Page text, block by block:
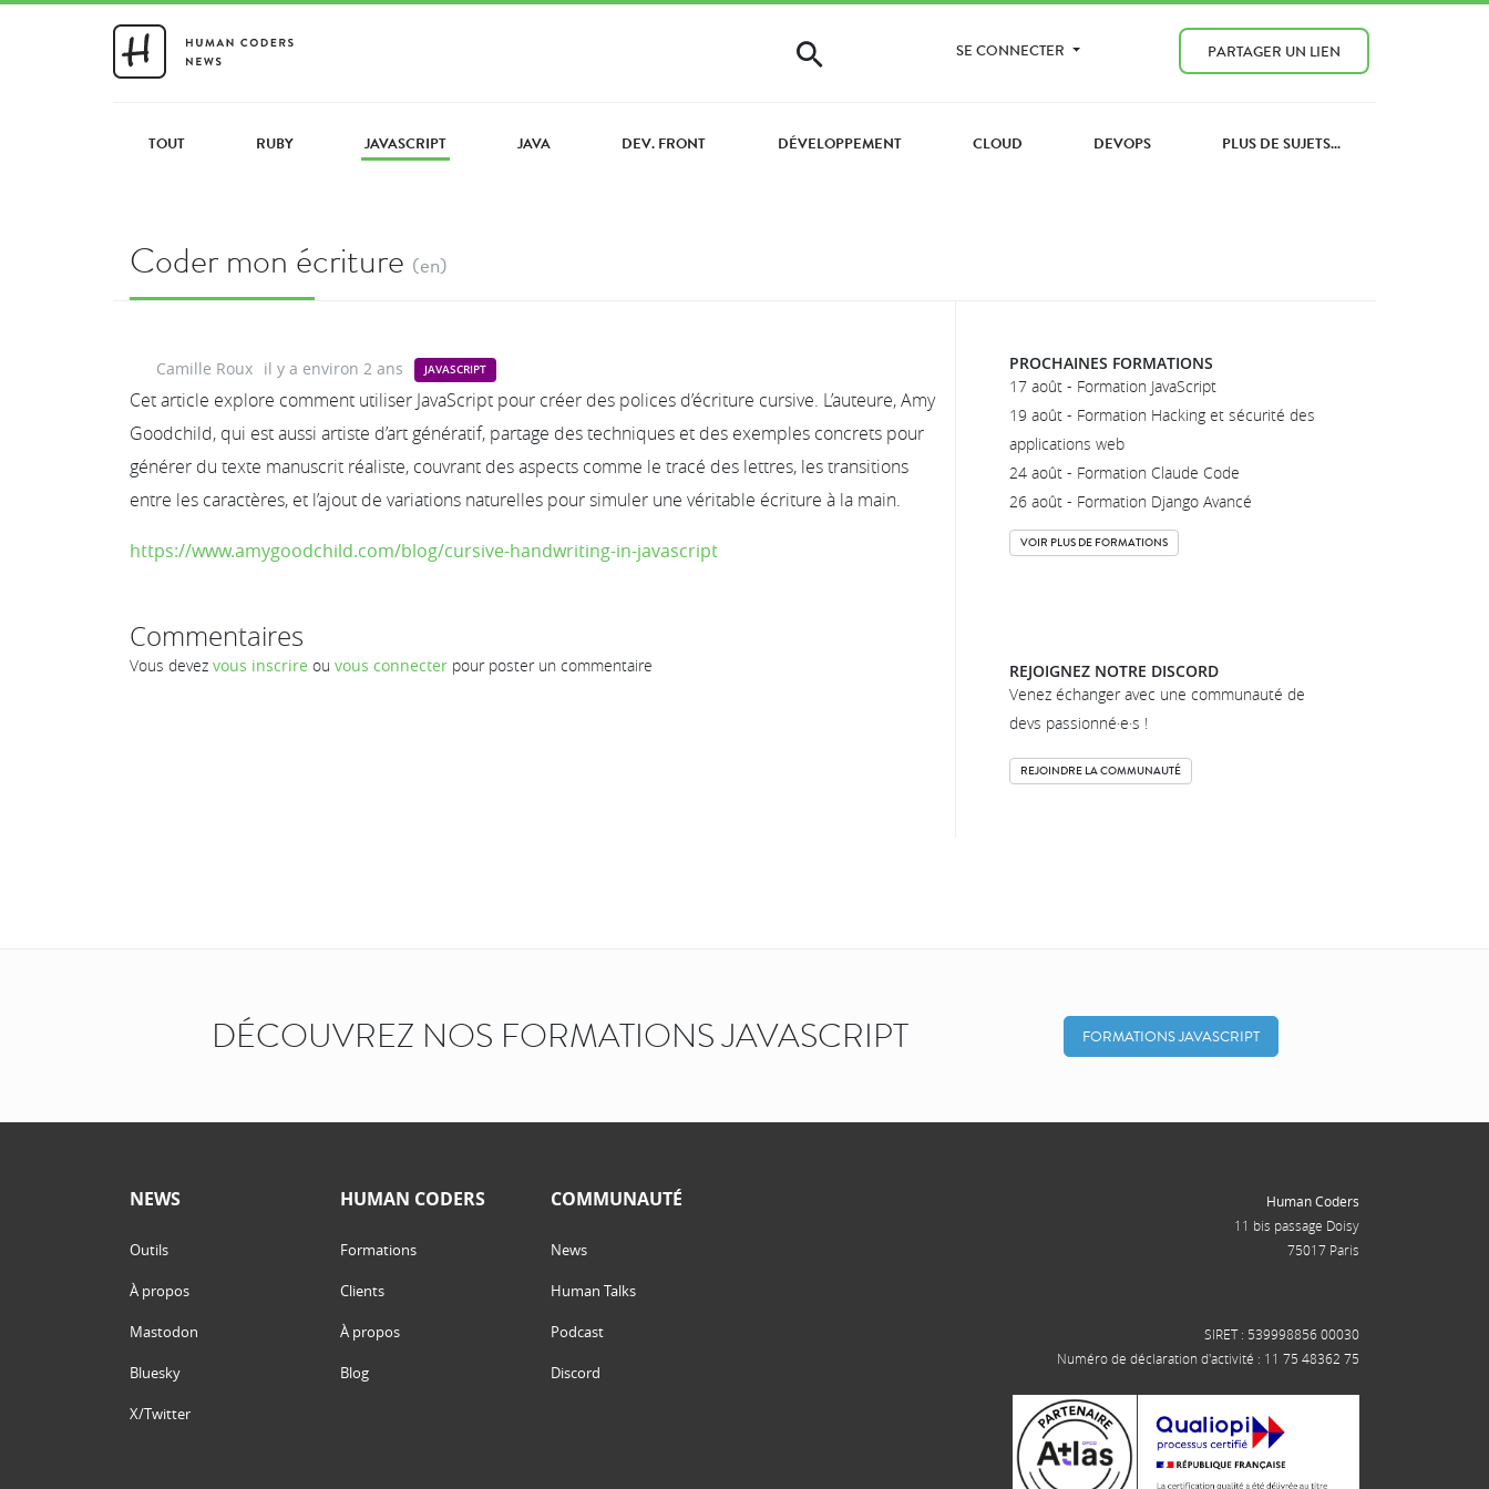
SE CONNECTER PARTAGER UN LIEN
TOUT RUBY JAVASCRIPT JAVA DEV. FRONT DÉVELOPPEMENT CLOUD DEVOPS PLUS DE SUJETS...
Coder mon écriture (en)
Camille Roux il y a environ 2 ans JAVASCRIPT
Cet article explore comment utiliser JavaScript pour créer des polices d’écriture cursive. L’auteure, Amy
Goodchild, qui est aussi artiste d’art génératif, partage des techniques et des exemples concrets pour
générer du texte manuscrit réaliste, couvrant des aspects comme le tracé des lettres, les transitions
entre les caractères, et l’ajout de variations naturelles pour simuler une véritable écriture à la main.
https://www.amygoodchild.com/blog/cursive-handwriting-in-javascript
Commentaires
Vous devez vous inscrire ou vous connecter pour poster un commentaire
PROCHAINES FORMATIONS
17 août - Formation JavaScript
19 août - Formation Hacking et sécurité des
applications web
24 août - Formation Claude Code
26 août - Formation Django Avancé
VOIR PLUS DE FORMATIONS
REJOIGNEZ NOTRE DISCORD
Venez échanger avec une communauté de
devs passionné·e·s !
REJOINDRE LA COMMUNAUTÉ
DÉCOUVREZ NOS FORMATIONS JAVASCRIPT FORMATIONS JAVASCRIPT
NEWS
Outils
À propos
Mastodon
Bluesky
X/Twitter
HUMAN CODERS
Formations
Clients
À propos
Blog
COMMUNAUTÉ
News
Human Talks
Podcast
Discord
Human Coders
11 bis passage Doisy
75017 Paris
SIRET : 539998856 00030
Numéro de déclaration d'activité : 11 75 48362 75